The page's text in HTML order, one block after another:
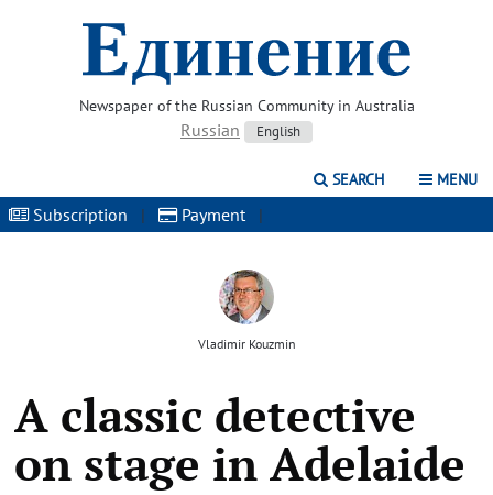
Newspaper of the Russian Community in Australia
Russian English
SEARCH MENU
Subscription | Payment |
Vladimir Kouzmin
A classic detective
on stage in Adelaide